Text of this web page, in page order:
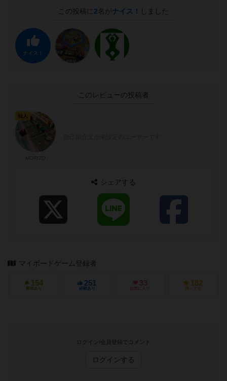
この投稿に 2名がナイス！ しました
ナイス！
このレビューの投稿者
仙人
シェアする
マイボードゲーム登録者
154
興味あり
251
経験あり
33
お気に入り
182
持ってる
ログイン/会員登録でコメント
ログインする